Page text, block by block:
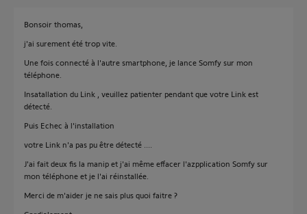
Bonsoir thomas,
j'ai surement été trop vite.
Une fois connecté à l'autre smartphone, je lance Somfy sur mon
téléphone.
Insatallation du Link , veuillez patienter pendant que votre Link est
détecté.
Puis Echec à l'installation
votre Link n'a pas pu être détecté ....
J'ai fait deux fis la manip et j'ai même effacer l'azpplication Somfy sur
mon téléphone et je l'ai réinstallée.
Merci de m'aider je ne sais plus quoi faitre ?